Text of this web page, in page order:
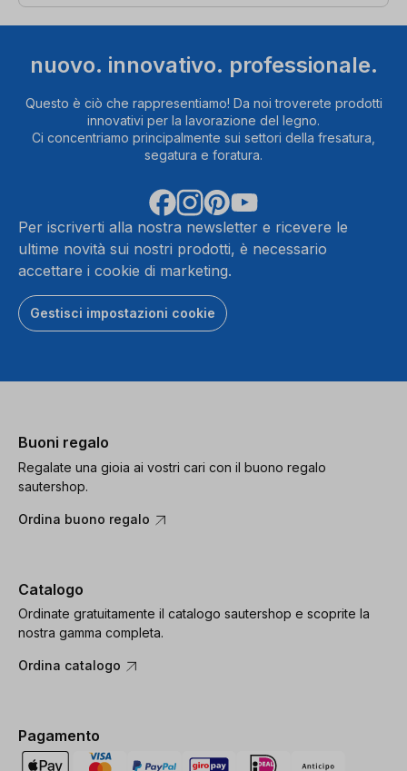
nuovo. innovativo. professionale.
Questo è ciò che rappresentiamo! Da noi troverete prodotti
innovativi per la lavorazione del legno.
Ci concentriamo principalmente sui settori della fresatura,
segatura e foratura.
Per iscriverti alla nostra newsletter e ricevere le
ultime novità sui nostri prodotti, è necessario
accettare i cookie di marketing.
Gestisci impostazioni cookie
Buoni regalo
Regalate una gioia ai vostri cari con il buono regalo
sautershop.
Ordina buono regalo
Catalogo
Ordinate gratuitamente il catalogo sautershop e scoprite la
nostra gamma completa.
Ordina catalogo
Pagamento